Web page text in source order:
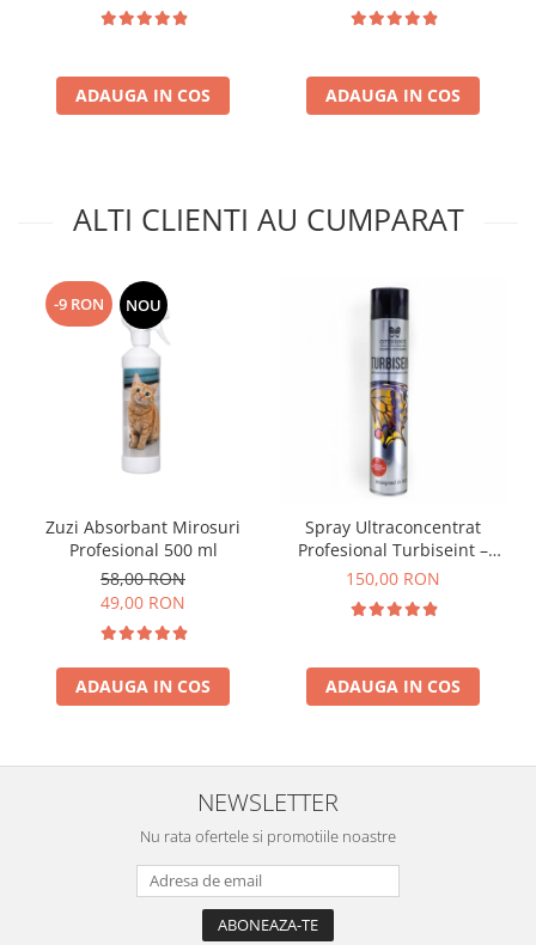
ADAUGA IN COS ADAUGA IN COS
ALTI CLIENTI AU CUMPARAT
-9 RON NOU
Zuzi Absorbant Mirosuri
Profesional 500 ml
58,00 RON
49,00 RON
ADAUGA IN COS
Spray Ultraconcentrat
Profesional Turbiseint –
750ml
150,00 RON
ADAUGA IN COS
NEWSLETTER
Nu rata ofertele si promotiile noastre